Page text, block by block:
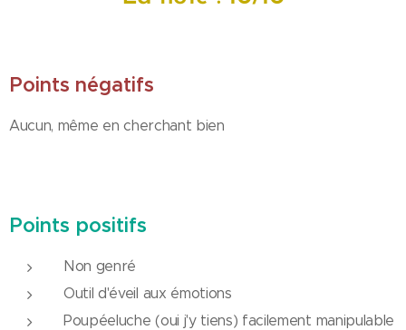
Points négatifs
Aucun, même en cherchant bien
Points positifs
Non genré
Outil d'éveil aux émotions
Poupéeluche (oui j'y tiens) facilement manipulable